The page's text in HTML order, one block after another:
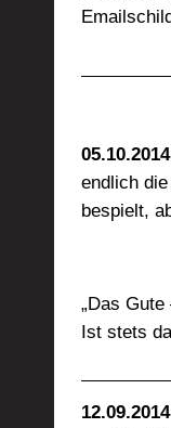
endlich
bespielt,
„Das
Ist stets